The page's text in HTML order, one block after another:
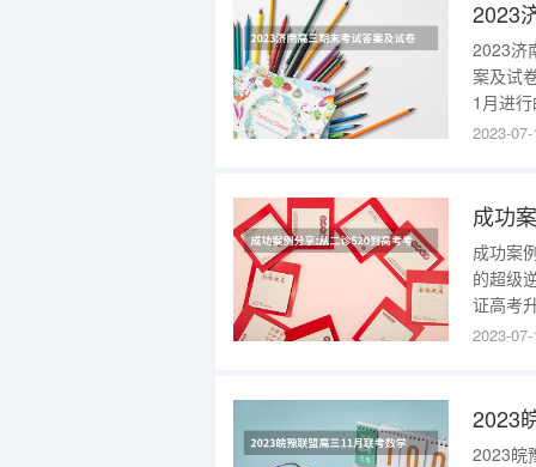
2023济
案及试
1月进
三期末
期末考
2023-
成功案
的超级
证高考
都二诊
2023-
2023皖